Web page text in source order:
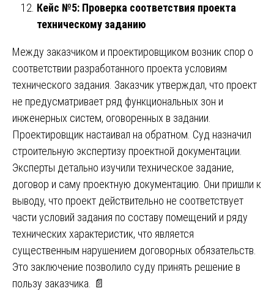
Кейс №5: Проверка соответствия проекта
техническому заданию
Между заказчиком и проектировщиком возник спор о
соответствии разработанного проекта условиям
технического задания. Заказчик утверждал, что проект
не предусматривает ряд функциональных зон и
инженерных систем, оговоренных в задании.
Проектировщик настаивал на обратном. Суд назначил
строительную экспертизу проектной документации.
Эксперты детально изучили техническое задание,
договор и саму проектную документацию. Они пришли к
выводу, что проект действительно не соответствует
части условий задания по составу помещений и ряду
технических характеристик, что является
существенным нарушением договорных обязательств.
Это заключение позволило суду принять решение в
пользу заказчика. 📄